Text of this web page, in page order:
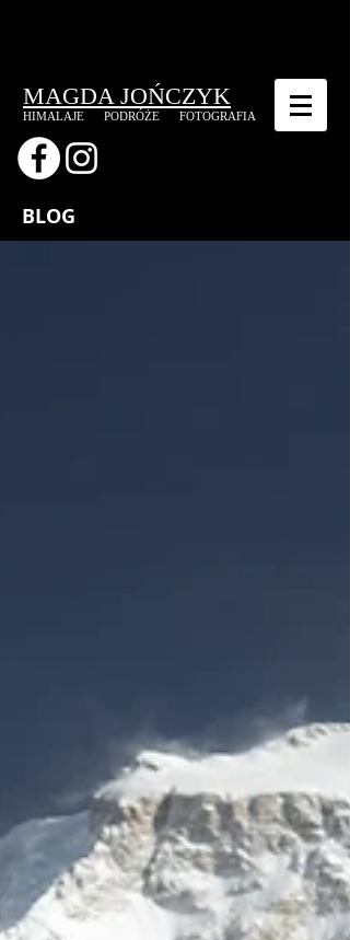
MAGDA JOŃCZYK
HIMALAJE PODRÓŻE FOTOGRAFIA
BLOG